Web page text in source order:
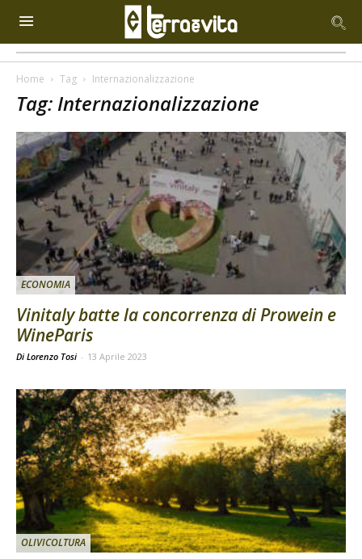
Home Tag Internazionalizzazione
Tag: Internazionalizzazione
ECONOMIA
Vinitaly batte la concorrenza di Prowein e
WineParis
Di Lorenzo Tosi - 13 Aprile 2023
OLIVICOLTURA